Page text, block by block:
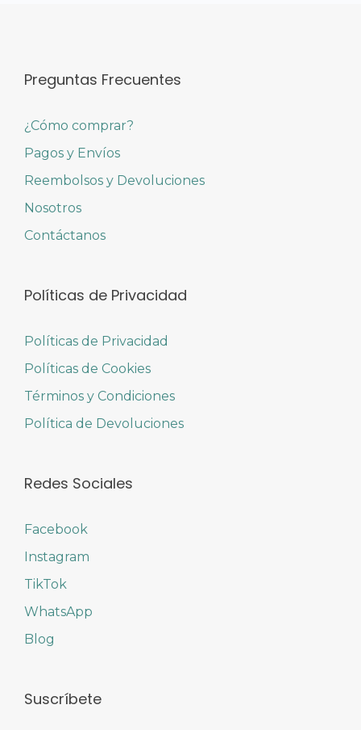
Preguntas Frecuentes
¿Cómo comprar?
Pagos y Envíos
Reembolsos y Devoluciones
Nosotros
Contáctanos
Políticas de Privacidad
Políticas de Privacidad
Políticas de Cookies
Términos y Condiciones
Política de Devoluciones
Redes Sociales
Facebook
Instagram
TikTok
WhatsApp
Blog
Suscríbete